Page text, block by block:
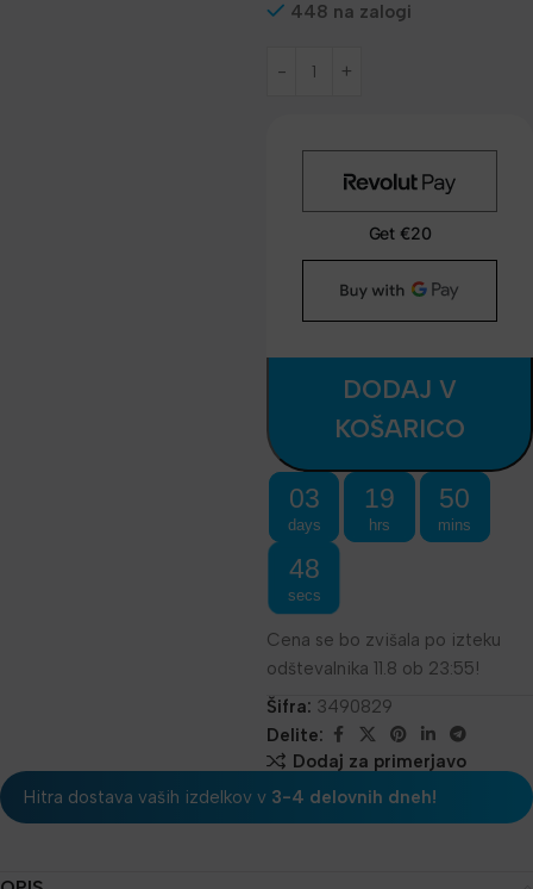
448 na zalogi
DODAJ V
KOŠARICO
03
days
19
hrs
50
mins
48
secs
Cena se bo zvišala po izteku
odštevalnika 11.8 ob 23:55!
Šifra: 3490829
Delite:
Dodaj za primerjavo
Hitra dostava vaših izdelkov v 3-4 delovnih dneh!